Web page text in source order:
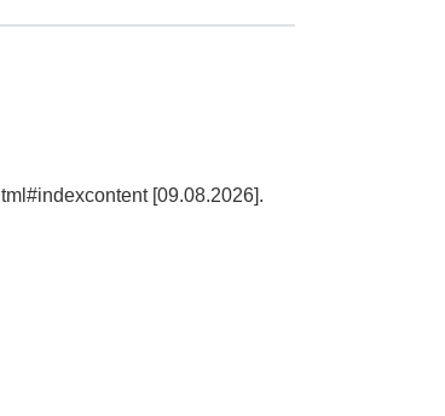
[09.08.2026].